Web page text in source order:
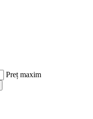
Preț maxim